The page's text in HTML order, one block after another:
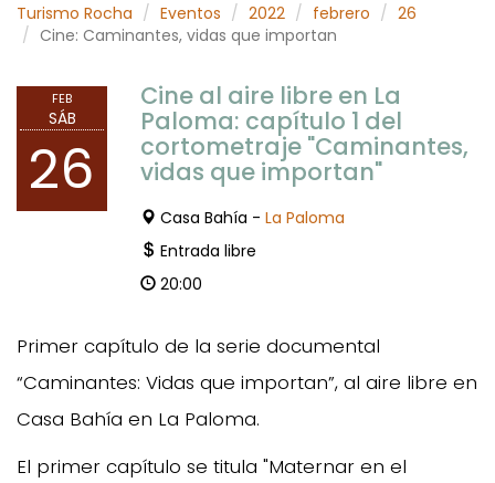
Turismo Rocha Eventos 2022 febrero
26
Cine: Caminantes, vidas que importan
FEB
SÁB
26
Cine al aire libre en La
Paloma: capítulo 1 del
cortometraje "Caminantes,
vidas que importan"
Casa Bahía - La Paloma
Entrada libre
20:00
Primer capítulo de la serie documental
“Caminantes: Vidas que importan”, al aire libre en
Casa Bahía en La Paloma.
El primer capítulo se titula "Maternar en el